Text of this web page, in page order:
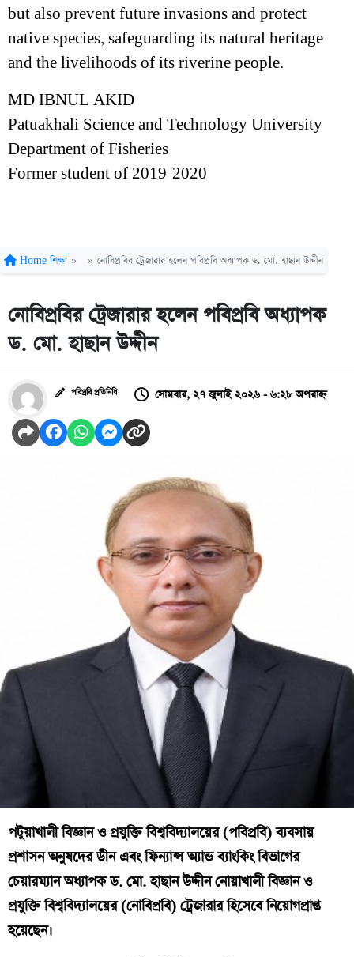
but also prevent future invasions and protect
native species, safeguarding its natural heritage
and the livelihoods of its riverine people.
MD IBNUL AKID
Patuakhali Science and Technology University
Department of Fisheries
Former student of 2019-2020
Home শিক্ষা » » নোবিপ্রবির ট্রেজারার হলেন পবিপ্রবি অধ্যাপক ড. মো. হাছান উদ্দীন
নোবিপ্রবির ট্রেজারার হলেন পবিপ্রবি অধ্যাপক
ড. মো. হাছান উদ্দীন
পবিপ্রবি প্রতিনিধি সোমবার, ২৭ জুলাই ২০২৬ - ৬:২৮ অপরাহ্ন
পটুয়াখালী বিজ্ঞান ও প্রযুক্তি বিশ্ববিদ্যালয়ের (পবিপ্রবি) ব্যবসায়
প্রশাসন অনুষদের ডীন এবং ফিন্যান্স অ্যান্ড ব্যাংকিং বিভাগের
চেয়ারম্যান অধ্যাপক ড. মো. হাছান উদ্দীন নোয়াখালী বিজ্ঞান ও
প্রযুক্তি বিশ্ববিদ্যালয়ের (নোবিপ্রবি) ট্রেজারার হিসেবে নিয়োগপ্রাপ্ত
হয়েছেন।